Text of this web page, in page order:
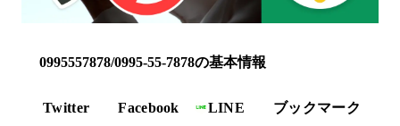
0995557878/0995-55-7878の基本情報
Twitter Facebook LINE
ブックマーク